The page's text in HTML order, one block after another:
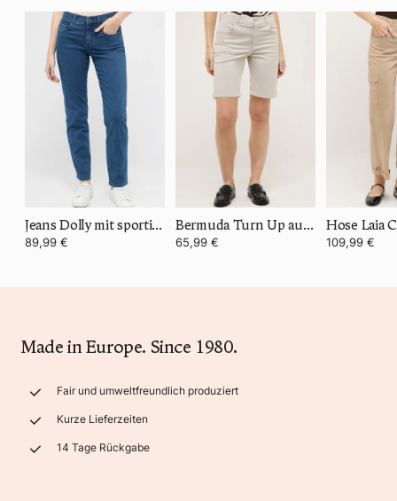
Jeans Dolly mit sportivem Denim
89,99 €
Bermuda Turn Up aus Summer Cotton
65,99 €
Hose Laia
109,99 €
Made in Europe. Since 1980.
Fair und umweltfreundlich produziert
Kurze Lieferzeiten
14 Tage Rückgabe